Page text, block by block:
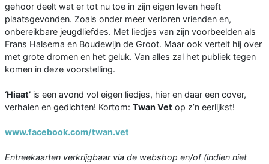
gehoor deelt wat er tot nu toe in zijn eigen leven heeft
plaatsgevonden. Zoals onder meer verloren vrienden en,
onbereikbare jeugdliefdes. Met liedjes van zijn voorbeelden als
Frans Halsema en Boudewijn de Groot. Maar ook vertelt hij over
met grote dromen en het geluk. Van alles zal het publiek tegen
komen in deze voorstelling.
‘Hiaat’ is een avond vol eigen liedjes, hier en daar een cover,
verhalen en gedichten! Kortom: Twan Vet op z’n eerlijkst!
www.facebook.com/twan.vet
Entreekaarten verkrijgbaar via de webshop en/of (indien niet